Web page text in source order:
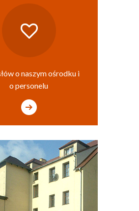
o naszym ośrodku i
o personelu